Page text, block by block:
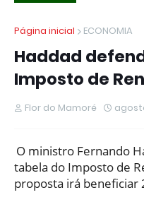
Paulista
Página inicial
ECONOMIA
Haddad
Imposto de
Flor do Mamoré
O ministro Fernando
tabela do Imposto de
proposta irá beneficiar